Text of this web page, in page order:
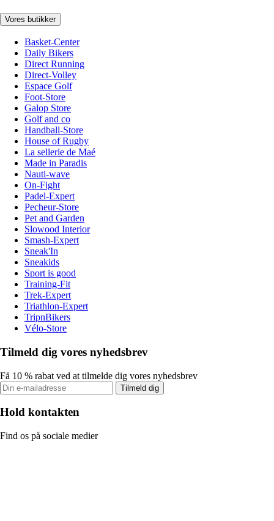
Vores butikker
Basket-Center
Daily Bikers
Direct Running
Direct-Volley
Espace Golf
Foot-Store
Galop Store
Golf and co
Handball-Store
House of Rugby
La sellerie de Maé
Made in Paradis
Nauti-wave
On-Fight
Padel-Expert
Pecheur-Store
Pet and Garden
Slowood Interior
Smash-Expert
Sneak'In
Sneakids
Sport is good
Training-Fit
Trek-Expert
Triathlon-Expert
TripnBikers
Vélo-Store
Tilmeld dig vores nyhedsbrev
Få 10 % rabat ved at tilmelde dig vores nyhedsbrev
Tilmeld dig
Hold kontakten
Find os på sociale medier